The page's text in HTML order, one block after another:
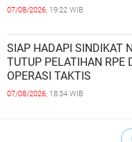
07/08/2026, 19:22 WIB
SIAP HADAPI SINDIKAT
TUTUP PELATIHAN RPE
OPERASI TAKTIS
07/08/2026, 18:34 WIB